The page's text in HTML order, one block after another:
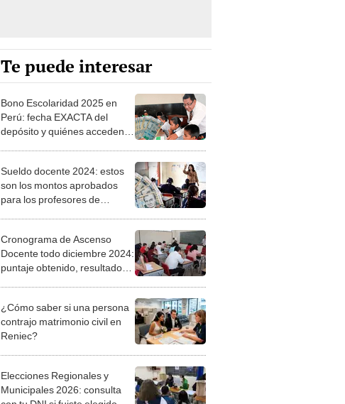
Te puede interesar
Bono Escolaridad 2025 en
Perú: fecha EXACTA del
depósito y quiénes acceden al
Sueldo docente 2024: estos
son los montos aprobados
para los profesores de
Cronograma de Ascenso
Docente todo diciembre 2024:
puntaje obtenido, resultados
¿Cómo saber si una persona
contrajo matrimonio civil en
Reniec?
Elecciones Regionales y
Municipales 2026: consulta